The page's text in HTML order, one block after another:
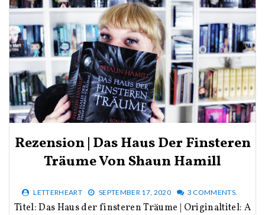
Rezension | Das Haus Der Finsteren
Träume Von Shaun Hamill
LETTERHEART SEPTEMBER 17, 2020 3 COMMENTS.
Titel: Das Haus der finsteren Träume | Originaltitel: A